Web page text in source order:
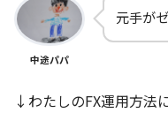
中途パパ
元手が
↓わたしのFX運用方法